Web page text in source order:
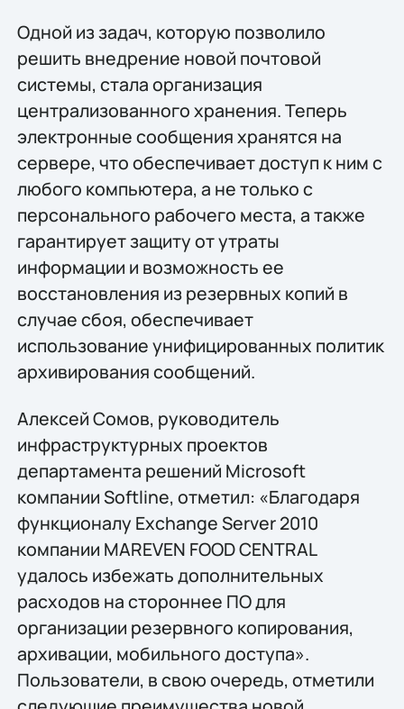
Одной из задач, которую позволило
решить внедрение новой почтовой
системы, стала организация
централизованного хранения. Теперь
электронные сообщения хранятся на
сервере, что обеспечивает доступ к ним с
любого компьютера, а не только с
персонального рабочего места, а также
гарантирует защиту от утраты
информации и возможность ее
восстановления из резервных копий в
случае сбоя, обеспечивает
использование унифицированных политик
архивирования сообщений.
Алексей Сомов, руководитель
инфраструктурных проектов
департамента решений Microsoft
компании Softline, отметил: «Благодаря
функционалу Exchange Server 2010
компании MAREVEN FOOD CENTRAL
удалось избежать дополнительных
расходов на стороннее ПО для
организации резервного копирования,
архивации, мобильного доступа».
Пользователи, в свою очередь, отметили